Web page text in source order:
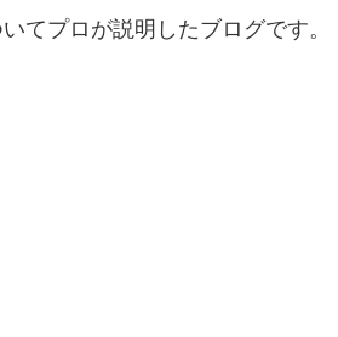
てプロが説明したブログです。